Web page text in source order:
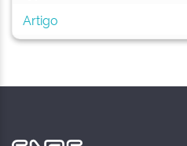
Artigo